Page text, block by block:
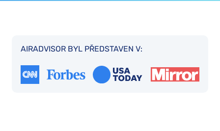
AIRADVISOR BYL PŘEDSTAVEN V: